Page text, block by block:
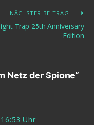
NÄCHSTER BEITRAG
Trap 25th Anniversary
Edition
Netz der Spione“
Uhr